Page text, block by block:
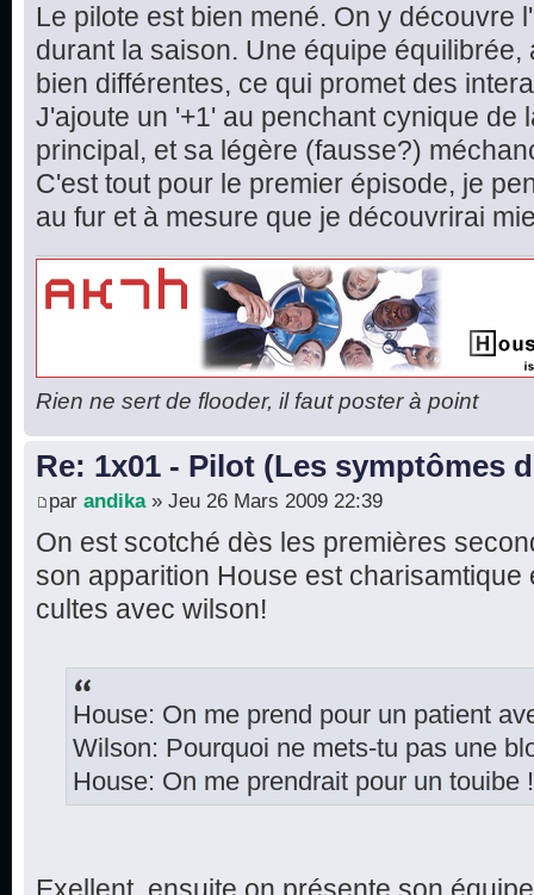
Le pilote est bien mené. On y découvre
durant la saison. Une équipe
bien différentes, ce qui promet des
J'ajoute un '+1' au penchant cynique de
principal, et sa légère (fausse?)
C'est tout pour le premier épisode, je
au fur et à mesure que je découvrirai
Rien ne sert de flooder, il faut poster à point
Re: 1x01 - Pilot (Les symptômes
par andika» Jeu 26 Mars 2009 22:39
On est scotché dès les premières
son apparition House est
cultes avec wilson!
House: On me prend pour un patient
Wilson: Pourquoi ne mets-tu pas une
House: On me prendrait pour un touibe !
Exellent, ensuite on présente son